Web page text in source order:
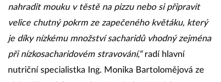
nahradit mouku v těstě na pizzu nebo si připravit
velice chutný pokrm ze zapečeného květáku, který
je díky nízkému množství sacharidů vhodný zejména
při nízkosacharidovém stravování,“radí hlavní
nutriční specialistka Ing. Monika Bartolomějová ze